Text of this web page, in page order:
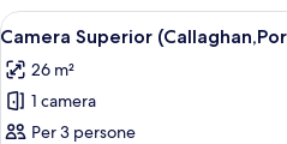
&
1
Ferrari
Land
Callaghan,
4
(Port
Aventura
Apri
tutte
le
foto
per
6
Camera Superior
26 m²
1 camera
Per 3 persone